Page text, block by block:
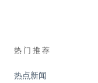
热门推荐
热点新闻